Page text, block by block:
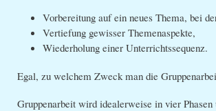
Vorbereitung auf ein neues Thema, bei
Vertiefung gewisser Themenaspekte,
Wiederholung einer Unterrichtssequenz.
Egal, zu welchem Zweck man die
Gruppenarbeit wird idealerweise in vier Phasen